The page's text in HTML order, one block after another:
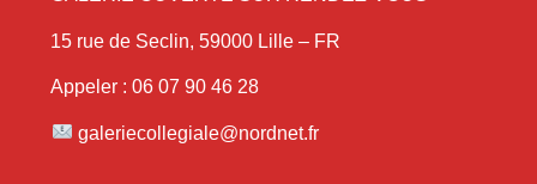
15 rue de Seclin, 59000 Lille – FR
Appeler : 06 07 90 46 28
galeriecollegiale@nordnet.fr